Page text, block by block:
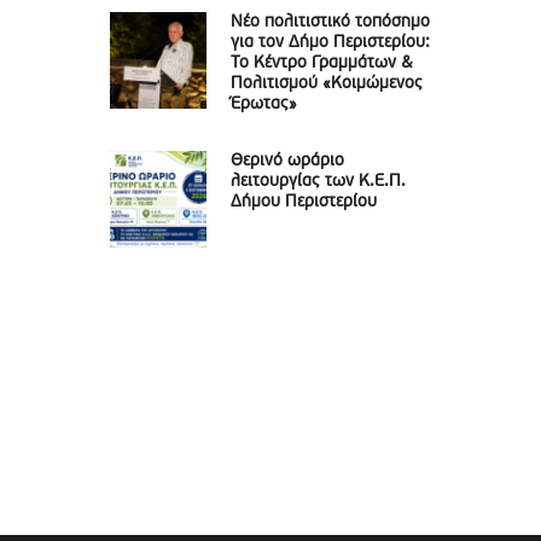
Νέο πολιτιστικό τοπόσημο
για τον Δήμο Περιστερίου:
Το Κέντρο Γραμμάτων &
Πολιτισμού «Κοιμώμενος
Έρωτας»
Θερινό ωράριο
λειτουργίας των Κ.Ε.Π.
Δήμου Περιστερίου